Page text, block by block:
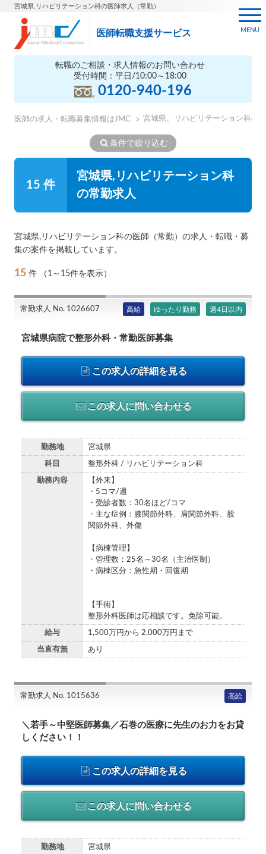
宮城県,リハビリテーション科の医師求人（常勤）
医師転職支援サービス
転職のご相談・求人情報のお問い合わせ
受付時間：平日/10:00～18:00
0120-940-196
MENU
医師の求人・転職募集情報はJMC 宮城県、リハビリテーション科の
条件で絞り込む
15 件
宮城県,リハビリテーション科
の常勤求人
宮城県,リハビリテーション科の医師（常勤）の求人・転職・募
集の案件を掲載しています。
15 件 （1～15件を表示）
常勤求人 No. 1026607 高給 ゆったり勤務 週4日以内
宮城県病院で整形外科・常勤医師募集
この求人の詳細を見る
この求人に問い合わせる
勤務地 宮城県
科目 整形外科 / リハビリテーション科
勤務内容
【外来】
・5コマ/週
・受診者数：30名ほど/コマ
・主な症例：膝関節外科、肩関節外科、股
関節外科、外傷
【病棟管理】
・管理数：25名～30名（主治医制）
・病棟区分：急性期・回復期
【手術】
整形外科医師は応相談です。免除可能。
給与 1,500万円から 2,000万円まで
当直有無 あり
常勤求人 No. 1015636 高給
＼若手～中堅医師募集／石巻の医療に先生のお力をお貸
しください！！
この求人の詳細を見る
この求人に問い合わせる
勤務地 宮城県